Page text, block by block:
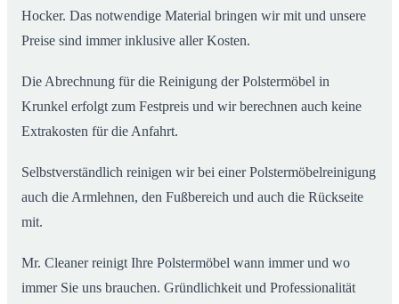
Hocker. Das notwendige Material bringen wir mit und unsere
Preise sind immer inklusive aller Kosten.
Die Abrechnung für die Reinigung der Polstermöbel in
Krunkel erfolgt zum Festpreis und wir berechnen auch keine
Extrakosten für die Anfahrt.
Selbstverständlich reinigen wir bei einer Polstermöbelreinigung
auch die Armlehnen, den Fußbereich und auch die Rückseite
mit.
Mr. Cleaner reinigt Ihre Polstermöbel wann immer und wo
immer Sie uns brauchen. Gründlichkeit und Professionalität